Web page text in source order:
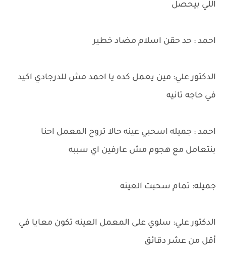
اللي بيحصل
احمد : حد حقن اسلام مضاد خطير
الدكتور علي: مين يعمل كده يا احمد مش للدرجادي اكيد
في حاجه تانيه
احمد : جميله اسحبي عينه حالا تروح المعمل احنا
بنتعامل مع هجوم مش عارفين اي سببه
جميله: تمام سحبت العينه
الدكتور علي: سلوي على المعمل العينه تكون معايا في
أقل من عشر دقائق